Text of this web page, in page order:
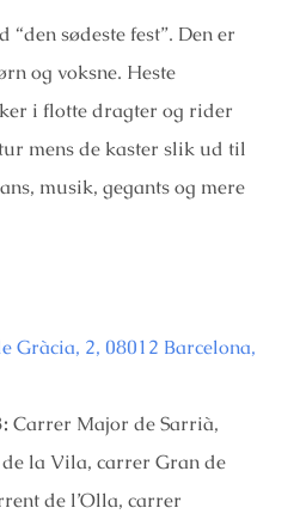
sødeste fest”. Den er
og voksne. Heste
i flotte dragter og rider
mens de kaster slik ud til
musik, gegants og mere
Gràcia, 2, 08012 Barcelona,
Carrer Major de Sarrià,
la Vila, carrer Gran de
de l’Olla, carrer